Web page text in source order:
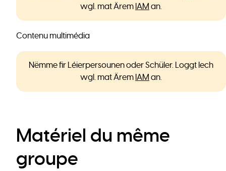
wgl. mat Ärem IAM an.
Contenu multimédia
Nëmme fir Léierpersounen oder Schüler. Loggt Iech
wgl. mat Ärem IAM an.
Matériel du même
groupe